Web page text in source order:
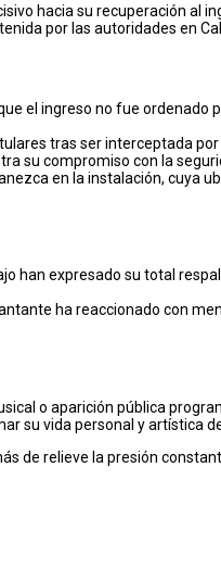
hacia su recuperación al
por las autoridades en
el ingreso no fue
tras ser interceptada
su compromiso con la
en la instalación, cuya
han expresado su total
ha reaccionado con
o aparición pública
su vida personal y artística
de relieve la presión